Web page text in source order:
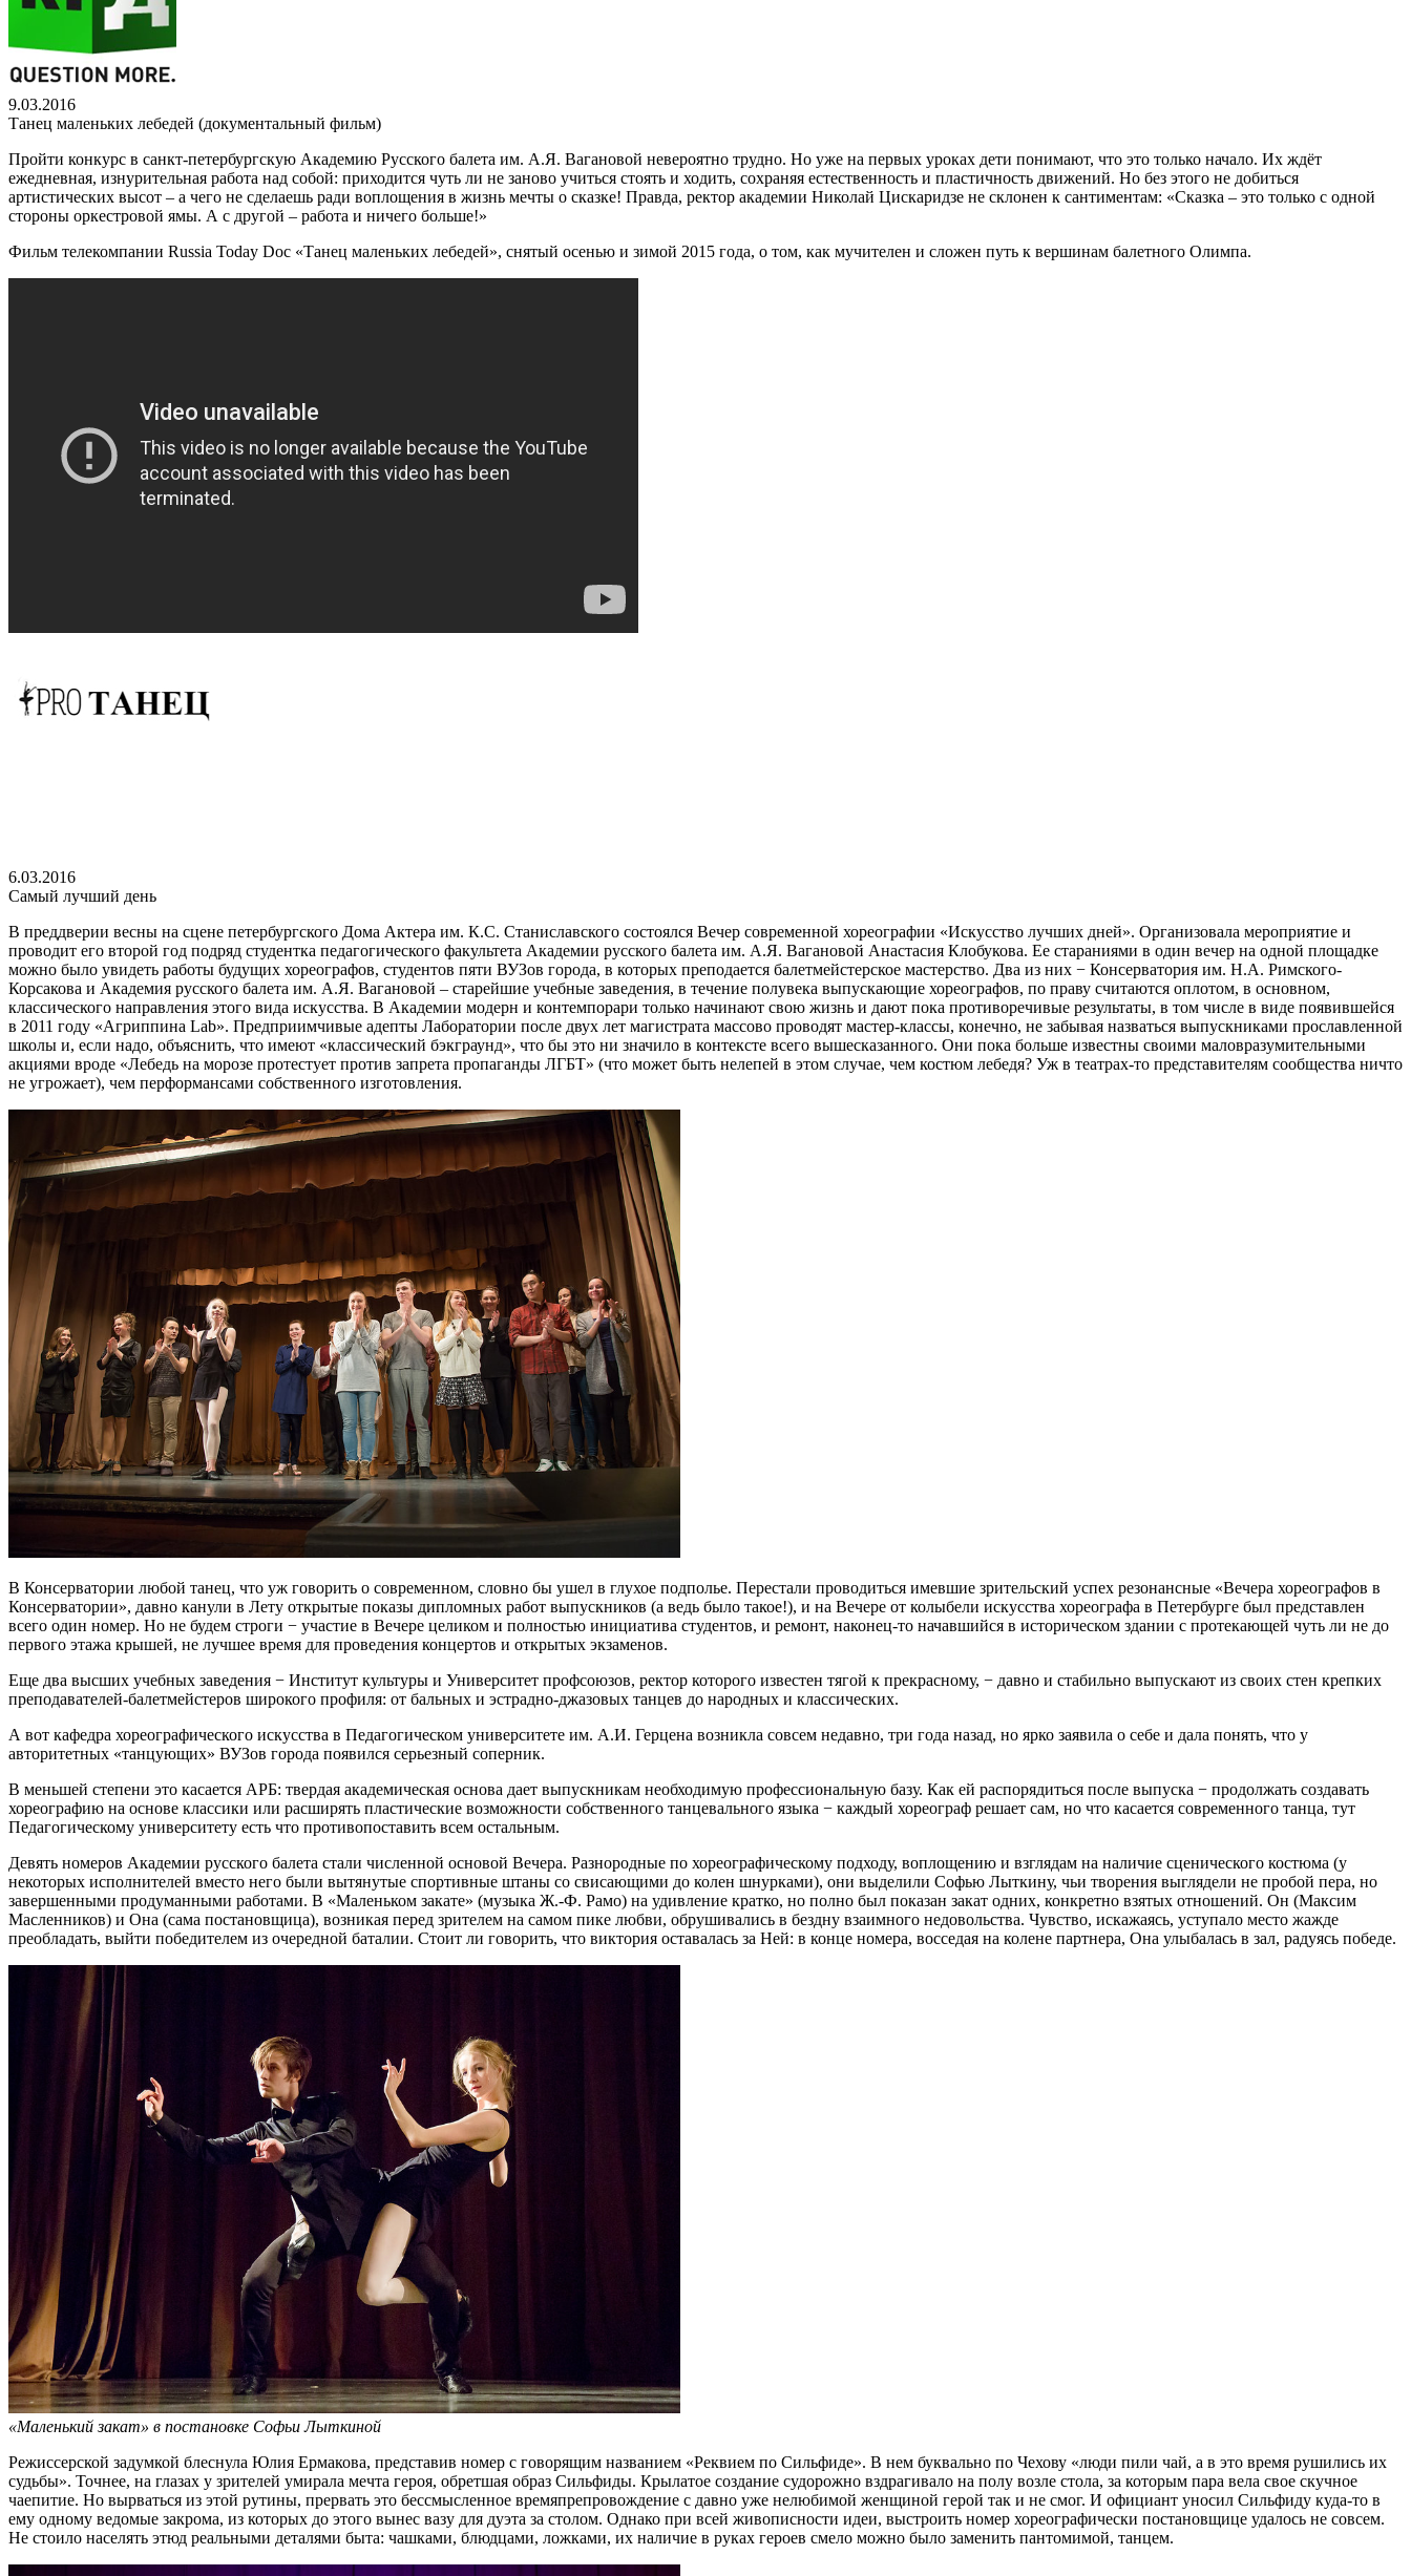
9.03.2016
Танец маленьких лебедей (документальный фильм)
Пройти конкурс в санкт-петербургскую Академию Русского балета им. А.Я. Вагановой невероятно трудно. Но уже на первых уроках дети понимают, что это только начало. Их ждёт
ежедневная, изнурительная работа над собой: приходится чуть ли не заново учиться стоять и ходить, сохраняя естественность и пластичность движений. Но без этого не добиться
артистических высот – а чего не сделаешь ради воплощения в жизнь мечты о сказке! Правда, ректор академии Николай Цискаридзе не склонен к сантиментам: «Сказка – это только с одной
стороны оркестровой ямы. А с другой – работа и ничего больше!»
Фильм телекомпании Russia Today Doc «Танец маленьких лебедей», снятый осенью и зимой 2015 года, о том, как мучителен и сложен путь к вершинам балетного Олимпа.
6.03.2016
Самый лучший день
В преддверии весны на сцене петербургского Дома Актера им. К.С. Станиславского состоялся Вечер современной хореографии «Искусство лучших дней». Организовала мероприятие и
проводит его второй год подряд студентка педагогического факультета Академии русского балета им. А.Я. Вагановой Анастасия Клобукова. Ее стараниями в один вечер на одной площадке
можно было увидеть работы будущих хореографов, студентов пяти ВУЗов города, в которых преподается балетмейстерское мастерство. Два из них − Консерватория им. Н.А. Римского-
Корсакова и Академия русского балета им. А.Я. Вагановой – старейшие учебные заведения, в течение полувека выпускающие хореографов, по праву считаются оплотом, в основном,
классического направления этого вида искусства. В Академии модерн и контемпорари только начинают свою жизнь и дают пока противоречивые результаты, в том числе в виде появившейся
в 2011 году «Агриппина Lab». Предприимчивые адепты Лаборатории после двух лет магистрата массово проводят мастер-классы, конечно, не забывая назваться выпускниками прославленной
школы и, если надо, объяснить, что имеют «классический бэкграунд», что бы это ни значило в контексте всего вышесказанного. Они пока больше известны своими маловразумительными
акциями вроде «Лебедь на морозе протестует против запрета пропаганды ЛГБТ» (что может быть нелепей в этом случае, чем костюм лебедя? Уж в театрах-то представителям сообщества ничто
не угрожает), чем перформансами собственного изготовления.
В Консерватории любой танец, что уж говорить о современном, словно бы ушел в глухое подполье. Перестали проводиться имевшие зрительский успех резонансные «Вечера хореографов в
Консерватории», давно канули в Лету открытые показы дипломных работ выпускников (а ведь было такое!), и на Вечере от колыбели искусства хореографа в Петербурге был представлен
всего один номер. Но не будем строги − участие в Вечере целиком и полностью инициатива студентов, и ремонт, наконец-то начавшийся в историческом здании с протекающей чуть ли не до
первого этажа крышей, не лучшее время для проведения концертов и открытых экзаменов.
Еще два высших учебных заведения − Институт культуры и Университет профсоюзов, ректор которого известен тягой к прекрасному, − давно и стабильно выпускают из своих стен крепких
преподавателей-балетмейстеров широкого профиля: от бальных и эстрадно-джазовых танцев до народных и классических.
А вот кафедра хореографического искусства в Педагогическом университете им. А.И. Герцена возникла совсем недавно, три года назад, но ярко заявила о себе и дала понять, что у
авторитетных «танцующих» ВУЗов города появился серьезный соперник.
В меньшей степени это касается АРБ: твердая академическая основа дает выпускникам необходимую профессиональную базу. Как ей распорядиться после выпуска − продолжать создавать
хореографию на основе классики или расширять пластические возможности собственного танцевального языка − каждый хореограф решает сам, но что касается современного танца, тут
Педагогическому университету есть что противопоставить всем остальным.
Девять номеров Академии русского балета стали численной основой Вечера. Разнородные по хореографическому подходу, воплощению и взглядам на наличие сценического костюма (у
некоторых исполнителей вместо него были вытянутые спортивные штаны со свисающими до колен шнурками), они выделили Софью Лыткину, чьи творения выглядели не пробой пера, но
завершенными продуманными работами. В «Маленьком закате» (музыка Ж.-Ф. Рамо) на удивление кратко, но полно был показан закат одних, конкретно взятых отношений. Он (Максим
Масленников) и Она (сама постановщица), возникая перед зрителем на самом пике любви, обрушивались в бездну взаимного недовольства. Чувство, искажаясь, уступало место жажде
преобладать, выйти победителем из очередной баталии. Стоит ли говорить, что виктория оставалась за Ней: в конце номера, восседая на колене партнера, Она улыбалась в зал, радуясь победе.
«Маленький закат» в постановке Софьи Лыткиной
Режиссерской задумкой блеснула Юлия Ермакова, представив номер с говорящим названием «Реквием по Сильфиде». В нем буквально по Чехову «люди пили чай, а в это время рушились их
судьбы». Точнее, на глазах у зрителей умирала мечта героя, обретшая образ Сильфиды. Крылатое создание судорожно вздрагивало на полу возле стола, за которым пара вела свое скучное
чаепитие. Но вырваться из этой рутины, прервать это бессмысленное времяпрепровождение с давно уже нелюбимой женщиной герой так и не смог. И официант уносил Сильфиду куда-то в
ему одному ведомые закрома, из которых до этого вынес вазу для дуэта за столом. Однако при всей живописности идеи, выстроить номер хореографически постановщице удалось не совсем.
Не стоило населять этюд реальными деталями быта: чашками, блюдцами, ложками, их наличие в руках героев смело можно было заменить пантомимой, танцем.